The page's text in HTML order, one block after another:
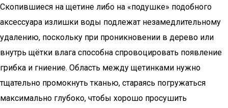
Скопившиеся на щетине либо на «подушке» подобного
аксессуара излишки воды подлежат незамедлительному
удалению, поскольку при проникновении в дерево или
внутрь щётки влага способна спровоцировать появление
грибка и гниение. Область между щетинками нужно
тщательно промокнуть тканью, стараясь погружаться
максимально глубоко, чтобы хорошо просушить